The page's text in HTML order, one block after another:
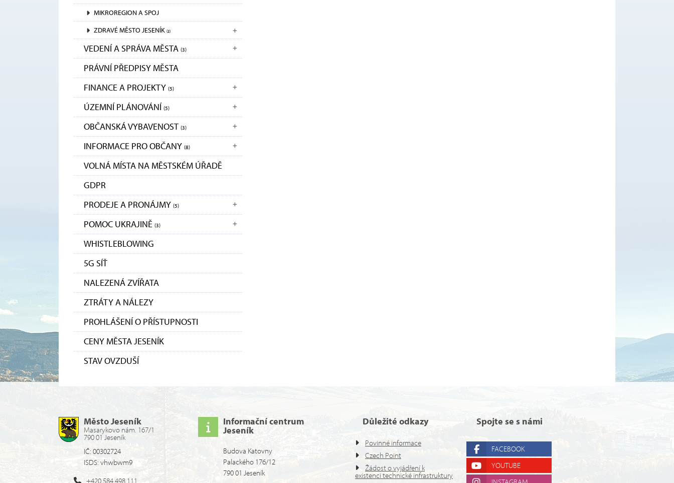
MIKROREGION A SPOJ
ZDRAVÉ MĚSTO JESENÍK (2)
VEDENÍ A SPRÁVA MĚSTA (3)
PRÁVNÍ PŘEDPISY MĚSTA
FINANCE A PROJEKTY (5)
ÚZEMNÍ PLÁNOVÁNÍ (5)
OBČANSKÁ VYBAVENOST (3)
INFORMACE PRO OBČANY (8)
VOLNÁ MÍSTA NA MĚSTSKÉM ÚŘADĚ
GDPR
PRODEJE A PRONÁJMY (5)
POMOC UKRAJINĚ (3)
WHISTLEBLOWING
5G SÍŤ
NALEZENÁ ZVÍŘATA
ZTRÁTY A NÁLEZY
PROHLÁŠENÍ O PŘÍSTUPNOSTI
CENY MĚSTA JESENÍK
STAV OVZDUŠÍ
Město Jeseník
Masarykovo nám. 167/1
790 01 Jeseník
IČ: 00302724
ISDS: vhwbwm9
+420 584 498 111
Informační centrum
Jeseník
Budova Katovny
Palackého 176/12
790 01 Jeseník
Důležité odkazy
Povinné informace
Czech Point
Žádost o vyjádření k
existenci technické infrastruktury
Spojte se s námi
FACEBOOK
YOUTUBE